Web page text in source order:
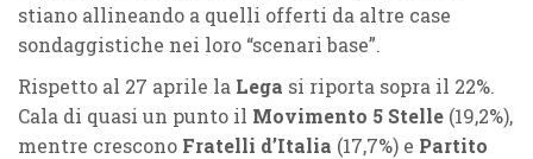
stiano allineando a quelli offerti da altre case
sondaggistiche nei loro “scenari base”.
Rispetto al 27 aprile la Lega si riporta sopra il 22%.
Cala di quasi un punto il Movimento 5 Stelle (19,2%),
mentre crescono Fratelli d’Italia (17,7%) e Partito